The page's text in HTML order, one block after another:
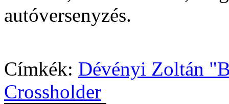
autóversenyzés.
Címkék: Dévényi Zoltán
Crossholder